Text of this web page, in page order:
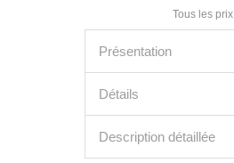
Tous les
Présentation
Détails
Description détaillée